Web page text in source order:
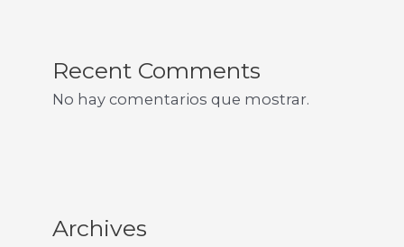
Recent Comments
No hay comentarios que mostrar.
Archives